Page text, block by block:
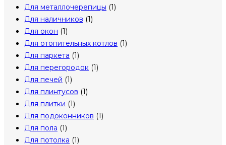
Для металлочерепицы (1)
Для наличников (1)
Для окон (1)
Для отопительных котлов (1)
Для паркета (1)
Для перегородок (1)
Для печей (1)
Для плинтусов (1)
Для плитки (1)
Для подоконников (1)
Для пола (1)
Для потолка (1)